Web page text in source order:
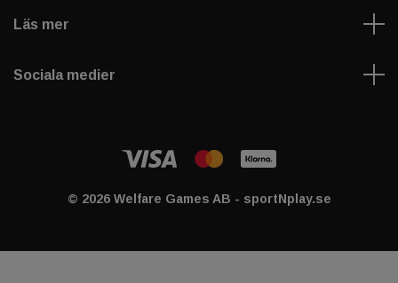
Läs mer
Sociala medier
© 2026 Welfare Games AB - sportNplay.se